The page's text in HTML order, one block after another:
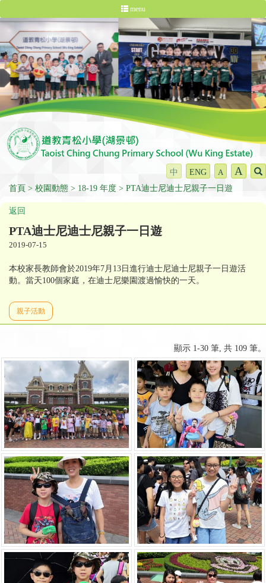
menu
中 ENG A A
首頁 校園動態 18-19 年度 PTA迪士尼迪士尼親子一日遊
返回
PTA迪士尼迪士尼親子一日遊
2019-07-15
本校家長教師會於2019年7月13日進行迪士尼迪士尼親子一日遊活
動。當天100個家庭，在迪士尼樂園渡過愉快的一天。
親子活動
顯示 1-30 筆, 共 109 筆。